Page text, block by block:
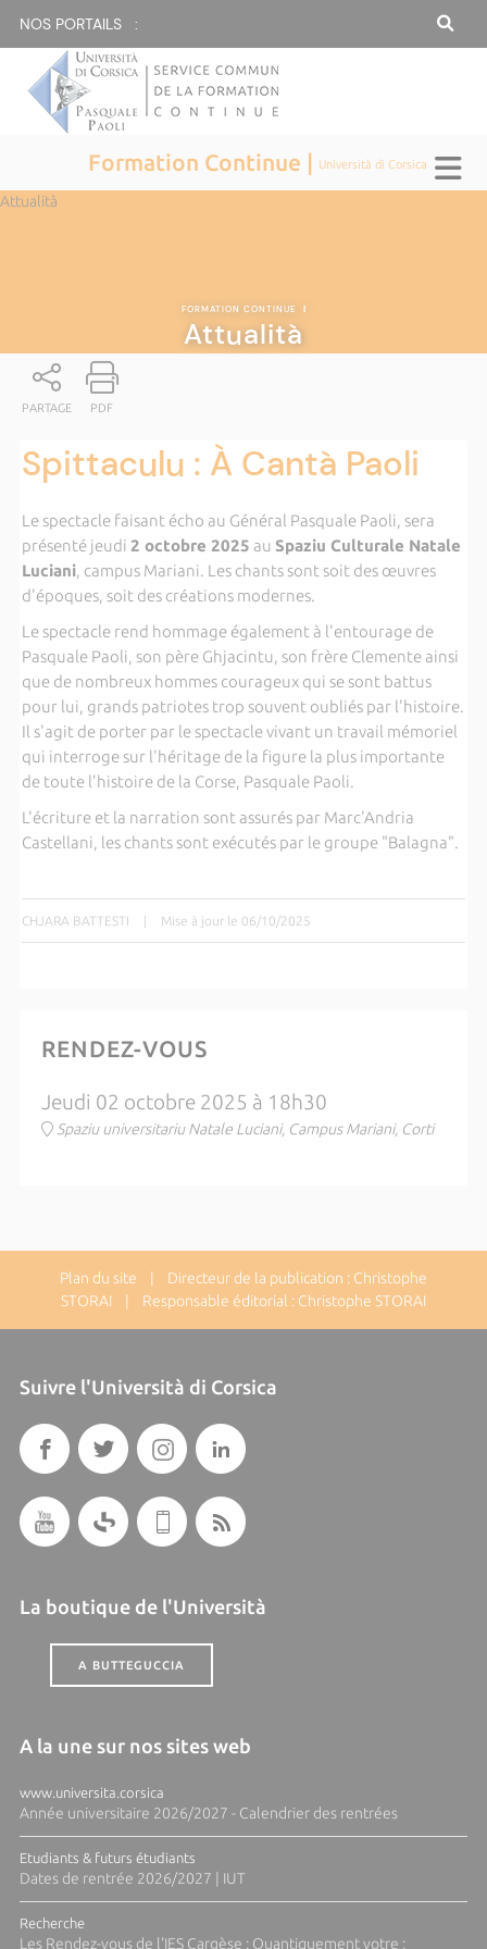
NOS PORTAILS :
Formation Continue | Università di Corsica
Attualità
FORMATION CONTINUE |
Attualità
PARTAGE PDF
Spittaculu : À Cantà Paoli
Le spectacle faisant écho au Général Pasquale Paoli, sera
présenté jeudi 2 octobre 2025 au Spaziu Culturale Natale
Luciani, campus Mariani. Les chants sont soit des œuvres
d'époques, soit des créations modernes.
Le spectacle rend hommage également à l'entourage de
Pasquale Paoli, son père Ghjacintu, son frère Clemente ainsi
que de nombreux hommes courageux qui se sont battus
pour lui, grands patriotes trop souvent oubliés par l'histoire.
Il s'agit de porter par le spectacle vivant un travail mémoriel
qui interroge sur l'héritage de la figure la plus importante
de toute l'histoire de la Corse, Pasquale Paoli.
L'écriture et la narration sont assurés par Marc'Andria
Castellani, les chants sont exécutés par le groupe "Balagna".
CHJARA BATTESTI | Mise à jour le 06/10/2025
RENDEZ-VOUS
Jeudi 02 octobre 2025 à 18h30
Spaziu universitariu Natale Luciani, Campus Mariani, Corti
Plan du site | Directeur de la publication : Christophe
STORAI | Responsable éditorial : Christophe STORAI
Suivre l'Università di Corsica
La boutique de l'Università
A BUTTEGUCCIA
A la une sur nos sites web
www.universita.corsica
Année universitaire 2026/2027 - Calendrier des rentrées
Etudiants & futurs étudiants
Dates de rentrée 2026/2027 | IUT
Recherche
Les Rendez-vous de l'IES Cargèse : Quantiquement votre :